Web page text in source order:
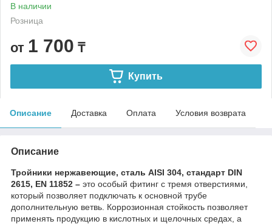
В наличии
Розница
от 1 700 ₸
Купить
Описание Доставка Оплата Условия возврата
Описание
Тройники нержавеющие, сталь AISI 304, стандарт DIN
2615, EN 11852 – это особый фитинг с тремя отверстиями,
который позволяет подключать к основной трубе
дополнительную ветвь. Коррозионная стойкость позволяет
применять продукцию в кислотных и щелочных средах, а